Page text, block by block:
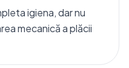
igiena, dar nu
mecanică a plăcii